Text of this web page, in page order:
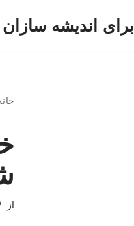
برای اندیشه سازان
از